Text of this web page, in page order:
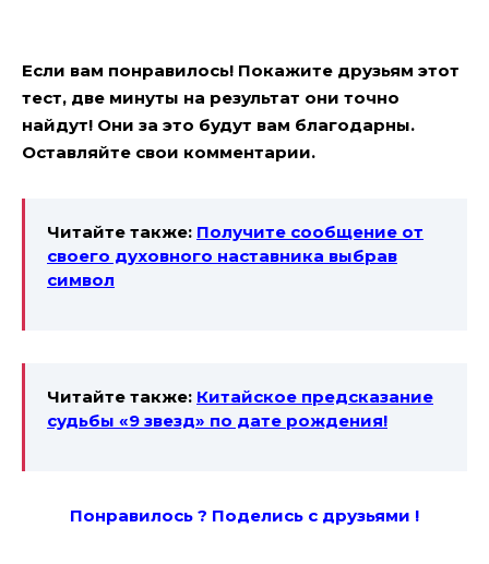
Если вам понравилось! Покажите друзьям этот
тест, две минуты на результат они точно
найдут! Они за это будут вам благодарны.
Оставляйте свои комментарии.
Читайте также: Получите сообщение от
своего духовного наставника выбрав
символ
Читайте также: Китайское предсказание
судьбы «9 звезд» по дате рождения!
Понравилось ? Поделись с друзьями !